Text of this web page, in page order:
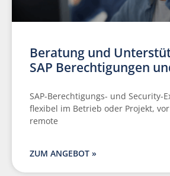
Beratung und
SAP Berechtigungen
SAP-Berechtigungs- und Security-
flexibel im Betrieb oder Projekt,
remote
ZUM ANGEBOT »